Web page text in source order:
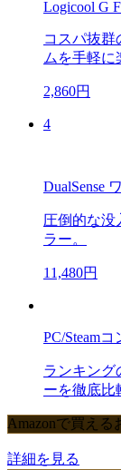
Logicool G
コスパ抜群
ムを手軽に
2,860円
4
DualSense
圧倒的な没
ラー。
11,480円
PC/Steam
ランキング
ーを徹底比
Amazonで買え
詳細を見る